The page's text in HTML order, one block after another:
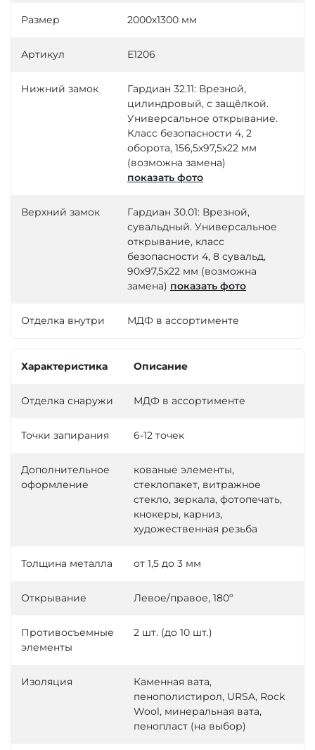
Размер 2000х1300 мм
Артикул Е1206
Нижний замок
Гардиан 32.11: Врезной,
цилиндровый, с защёлкой.
Универсальное открывание.
Класс безопасности 4, 2
оборота, 156,5х97,5х22 мм
(возможна замена)
показать фото
Верхний замок
Гардиан 30.01: Врезной,
сувальдный. Универсальное
открывание, класс
безопасности 4, 8 сувальд,
90х97,5х22 мм (возможна
замена) показать фото
Отделка внутри МДФ в ассортименте
Характеристика Описание
Отделка снаружи МДФ в ассортименте
Точки запирания 6-12 точек
Дополнительное
оформление
кованые элементы,
стеклопакет, витражное
стекло, зеркала, фотопечать,
кнокеры, карниз,
художественная резьба
Толщина металла от 1,5 до 3 мм
Открывание Левое/правое, 180º
Противосъемные
элементы
2 шт. (до 10 шт.)
Изоляция
Каменная вата,
пенополистирол, URSA, Rock
Wool, минеральная вата,
пенопласт (на выбор)